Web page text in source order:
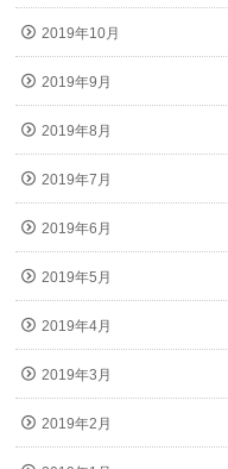
2019年10月
2019年9月
2019年8月
2019年7月
2019年6月
2019年5月
2019年4月
2019年3月
2019年2月